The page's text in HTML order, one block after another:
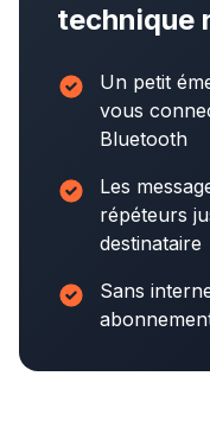
technique
Un petit
vous
Bluetooth
Les
répéteurs
destinataire
Sans